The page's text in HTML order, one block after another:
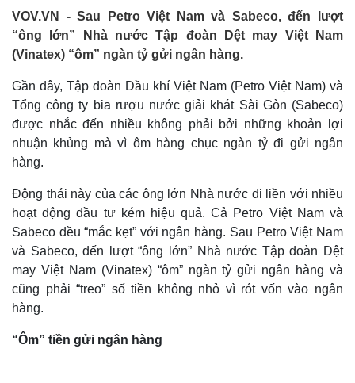
VOV.VN - Sau Petro Việt Nam và Sabeco, đến lượt
“ông lớn” Nhà nước Tập đoàn Dệt may Việt Nam
(Vinatex) “ôm” ngàn tỷ gửi ngân hàng.
Gần đây, Tập đoàn Dầu khí Việt Nam (Petro Việt Nam) và
Tổng công ty bia rượu nước giải khát Sài Gòn (Sabeco)
được nhắc đến nhiều không phải bởi những khoản lợi
nhuận khủng mà vì ôm hàng chục ngàn tỷ đi gửi ngân
hàng.
Động thái này của các ông lớn Nhà nước đi liền với nhiều
hoạt động đầu tư kém hiệu quả. Cả Petro Việt Nam và
Sabeco đều “mắc kẹt” với ngân hàng. Sau Petro Việt Nam
và Sabeco, đến lượt “ông lớn” Nhà nước Tập đoàn Dệt
may Việt Nam (Vinatex) “ôm” ngàn tỷ gửi ngân hàng và
cũng phải “treo” số tiền không nhỏ vì rót vốn vào ngân
hàng.
“Ôm” tiền gửi ngân hàng